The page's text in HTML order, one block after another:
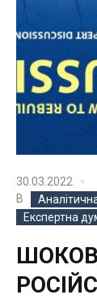
30.03.2022
В
Експертна